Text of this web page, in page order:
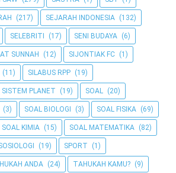
(217) SEJARAH INDONESIA (132)
SELEBRITI (17) SENI BUDAYA (6)
SUNNAH (12) SIJONTIAK FC (1)
(11) SILABUS RPP (19)
SISTEM PLANET (19) SOAL (20)
(3) SOAL BIOLOGI (3) SOAL FISIKA (69)
SOAL KIMIA (15) SOAL MATEMATIKA (82)
(19) SPORT (1)
ANDA (24) TAHUKAH KAMU? (9)